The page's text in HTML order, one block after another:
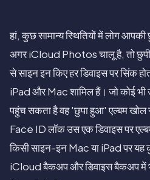
हां, कुछ सामान्य स्थितियों में लोग
अगर iCloud Photos चालू है, तो
से साइन इन किए हर डिवाइस पर सिंक
iPad और Mac शामिल हैं। जो कोई
पहुंच सकता है वह 'छुपा हुआ' एल्बम
Face ID लॉक उस एक डिवाइस पर
किसी साइन-इन Mac या iPad पर यह
iCloud बैकअप और डिवाइस बैकअप में